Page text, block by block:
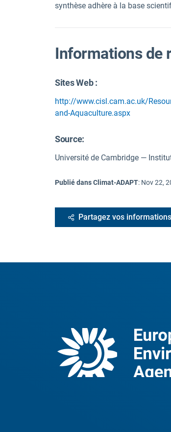
synthèse adhère à la base
Informations de
Sites Web :
http://www.cisl.cam.ac.uk/
and-Aquaculture.aspx
Source:
Université de Cambridge —
Publié dans Climat-ADAPT: Nov 22,
Partagez vos informations